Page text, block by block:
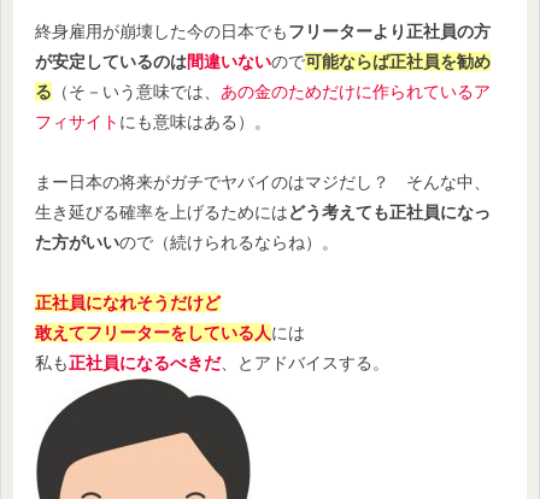
終身雇用が崩壊した今の日本でもフリーターより正社員の方
が安定しているのは間違いないので可能ならば正社員を勧め
る （そ－いう意味では、 あの金のためだけに作られているア
フィサイト にも意味はある）。
まー日本の将来がガチでヤバイのはマジだし？ そんな中、
生き延びる確率を上げるためにはどう考えても正社員になっ
た方がいいので（続けられるならね）。
正社員になれそうだけど
敢えてフリーターをしている人には
私も正社員になるべきだ、とアドバイスする。